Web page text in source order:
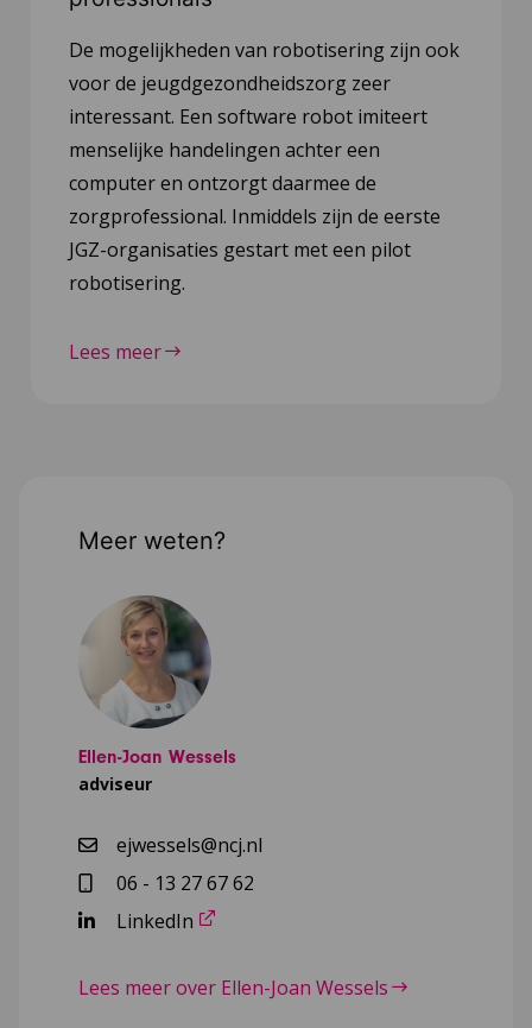
De mogelijkheden van robotisering zijn ook
voor de jeugdgezondheidszorg zeer
interessant. Een software robot imiteert
menselijke handelingen achter een
computer en ontzorgt daarmee de
zorgprofessional. Inmiddels zijn de eerste
JGZ-organisaties gestart met een pilot
robotisering.
Lees meer
Meer weten?
Ellen-Joan Wessels
adviseur
ejwessels@ncj.nl
06 - 13 27 67 62
LinkedIn
Lees meer over Ellen-Joan Wessels